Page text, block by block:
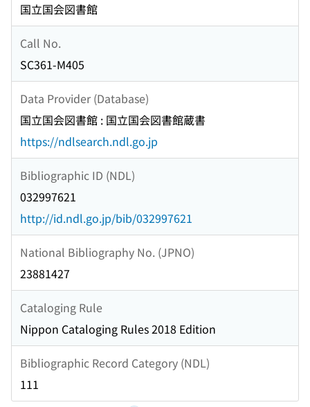
国立国会図書館
Call No.
SC361-M405
Data Provider (Database)
国立国会図書館 : 国立国会図書館蔵書
https://ndlsearch.ndl.go.jp
Bibliographic ID (NDL)
032997621
http://id.ndl.go.jp/bib/032997621
National Bibliography No. (JPNO)
23881427
Cataloging Rule
Nippon Cataloging Rules 2018 Edition
Bibliographic Record Category (NDL)
111